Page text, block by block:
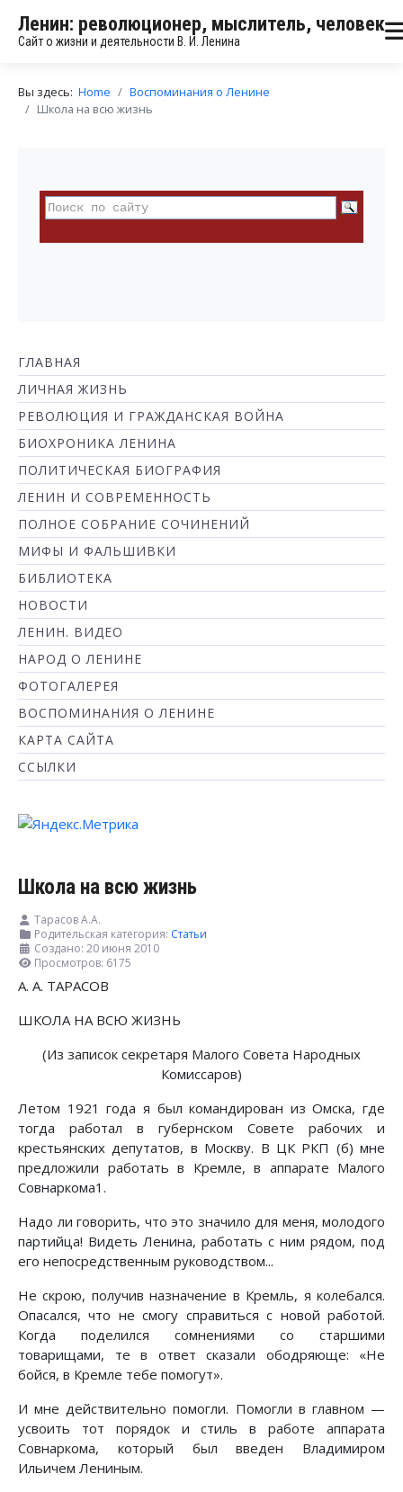
Ленин: революционер, мыслитель, человек
Сайт о жизни и деятельности В. И. Ленина
Вы здесь: Home
Воспоминания о Ленине
Школа на всю жизнь
ГЛАВНАЯ
ЛИЧНАЯ ЖИЗНЬ
РЕВОЛЮЦИЯ И ГРАЖДАНСКАЯ ВОЙНА
БИОХРОНИКА ЛЕНИНА
ПОЛИТИЧЕСКАЯ БИОГРАФИЯ
ЛЕНИН И СОВРЕМЕННОСТЬ
ПОЛНОЕ СОБРАНИЕ СОЧИНЕНИЙ
МИФЫ И ФАЛЬШИВКИ
БИБЛИОТЕКА
НОВОСТИ
ЛЕНИН. ВИДЕО
НАРОД О ЛЕНИНЕ
ФОТОГАЛЕРЕЯ
ВОСПОМИНАНИЯ О ЛЕНИНЕ
КАРТА САЙТА
ССЫЛКИ
Школа на всю жизнь
Тарасов А.А.
Родительская категория: Статьи
Создано: 20 июня 2010
Просмотров: 6175
А. А. ТАРАСОВ
ШКОЛА НА ВСЮ ЖИЗНЬ
(Из записок секретаря Малого Совета Народных
Комиссаров)
Летом 1921 года я был командирован из Омска, где
тогда работал в губернском Совете рабочих и
крестьянских депутатов, в Москву. В ЦК РКП (б) мне
предложили работать в Кремле, в аппарате Малого
Совнаркома1.
Надо ли говорить, что это значило для меня, молодого
партийца! Видеть Ленина, работать с ним рядом, под
его непосредственным руководством...
Не скрою, получив назначение в Кремль, я колебался.
Опасался, что не смогу справиться с новой работой.
Когда поделился сомнениями со старшими
товарищами, те в ответ сказали ободряюще: «Не
бойся, в Кремле тебе помогут».
И мне действительно помогли. Помогли в главном —
усвоить тот порядок и стиль в работе аппарата
Совнаркома, который был введен Владимиром
Ильичем Лениным.